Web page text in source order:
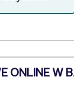
ONLINE W